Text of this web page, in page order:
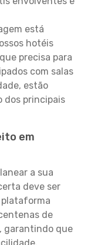
está
hotéis
precisa para
com salas
estão
dos principais
em
a sua
deve ser
plataforma
de
garantindo que